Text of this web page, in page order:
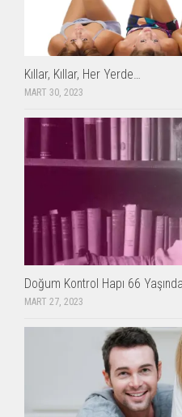
Kıllar, Kıllar, Her Yerde…
MART 30, 2023
Doğum Kontrol Hapı 66 Yaşında
MART 27, 2023